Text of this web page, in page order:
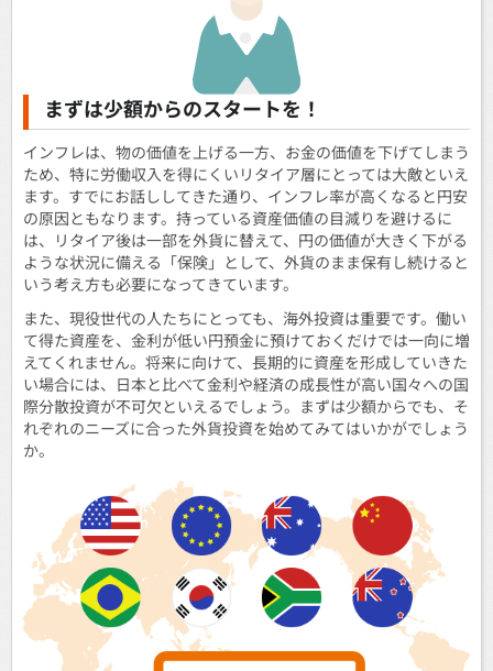
まずは少額からのスタートを！
インフレは、物の価値を上げる一方、お金の価値を下げてしまう
ため、特に労働収入を得にくいリタイア層にとっては大敵といえ
ます。すでにお話ししてきた通り、インフレ率が高くなると円安
の原因ともなります。持っている資産価値の目減りを避けるに
は、リタイア後は一部を外貨に替えて、円の価値が大きく下がる
ような状況に備える「保険」として、外貨のまま保有し続けると
いう考え方も必要になってきています。
また、現役世代の人たちにとっても、海外投資は重要です。働い
て得た資産を、金利が低い円預金に預けておくだけでは一向に増
えてくれません。将来に向けて、長期的に資産を形成していきた
い場合には、日本と比べて金利や経済の成長性が高い国々への国
際分散投資が不可欠といえるでしょう。まずは少額からでも、そ
れぞれのニーズに合った外貨投資を始めてみてはいかがでしょう
か。